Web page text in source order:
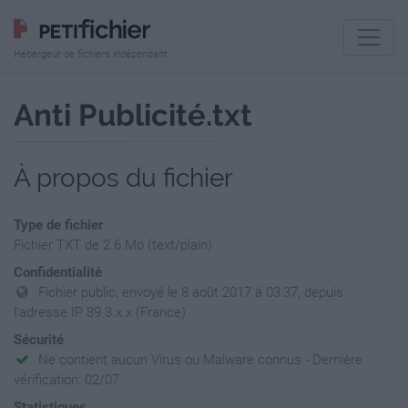
Hébergeur de fichiers indépendant
Anti Publicité.txt
À propos du fichier
Type de fichier
Fichier TXT de 2.6 Mo (text/plain)
Confidentialité
Fichier public, envoyé le 8 août 2017 à 03:37, depuis
l'adresse IP 89.3.x.x (France)
Sécurité
Ne contient aucun Virus ou Malware connus - Dernière
vérification: 02/07